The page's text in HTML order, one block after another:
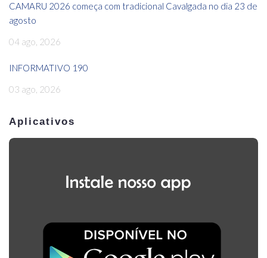
CAMARU 2026 começa com tradicional Cavalgada no dia 23 de
agosto
04 ago, 2026
INFORMATIVO 190
03 ago, 2026
Aplicativos